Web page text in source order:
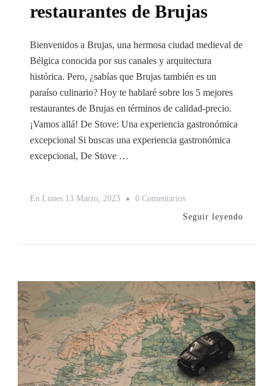
restaurantes de Brujas
Bienvenidos a Brujas, una hermosa ciudad medieval de
Bélgica conocida por sus canales y arquitectura
histórica. Pero, ¿sabías que Brujas también es un
paraíso culinario? Hoy te hablaré sobre los 5 mejores
restaurantes de Brujas en términos de calidad-precio.
¡Vamos allá! De Stove: Una experiencia gastronómica
excepcional Si buscas una experiencia gastronómica
excepcional, De Stove …
En Lunes 13 Marzo, 2023 0 ComentariosEn
Descubre
Restaurantes
De
Brujas
Seguir leyendo